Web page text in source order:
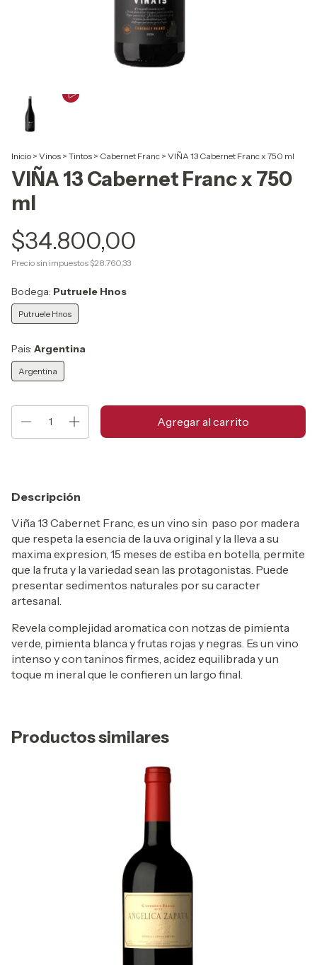
Inicio > Vinos > Tintos > Cabernet Franc > VIÑA 13 Cabernet Franc x 750 ml
VIÑA 13 Cabernet Franc x 750
ml
$34.800,00
Precio sin impuestos $28.760,33
Bodega: Putruele Hnos
Putruele Hnos
Pais: Argentina
Argentina
Descripción
Viña 13 Cabernet Franc, es un vino sin paso por madera
que respeta la esencia de la uva original y la lleva a su
maxima expresion, 15 meses de estiba en botella, permite
que la fruta y la variedad sean las protagonistas. Puede
presentar sedimentos naturales por su caracter
artesanal.
Revela complejidad aromatica con notzas de pimienta
verde, pimienta blanca y frutas rojas y negras. Es un vino
intenso y con taninos firmes, acidez equilibrada y un
toque m ineral que le confieren un largo final.
Productos similares